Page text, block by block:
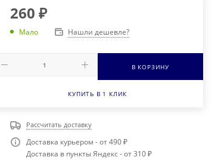
260 ₽
Мало Нашли дешевле?
В КОРЗИНУ
КУПИТЬ В 1 КЛИК
Рассчитать доставку
Доставка курьером - от 490 ₽
Доставка в пункты Яндекс - от 310 ₽